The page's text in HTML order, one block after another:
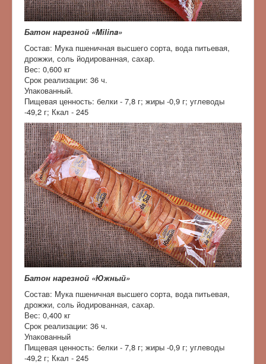
Батон нарезной «Milina»
Состав: Mука пшеничная высшего сорта, вода питьевая,
дрожжи, соль йодированная, сахар.
Вес: 0,600 кг
Срок реализации: 36 ч.
Упакованный.
Пищевая ценность: белки - 7,8 г; жиры -0,9 г; углеводы
-49,2 г; Ккал - 245
Батон нарезной «Южный»
Состав: Mука пшеничная высшего сорта, вода питьевая,
дрожжи, соль йодированная, сахар.
Вес: 0,400 кг
Срок реализации: 36 ч.
Упакованный
Пищевая ценность: белки - 7,8 г; жиры -0,9 г; углеводы
-49,2 г; Ккал - 245